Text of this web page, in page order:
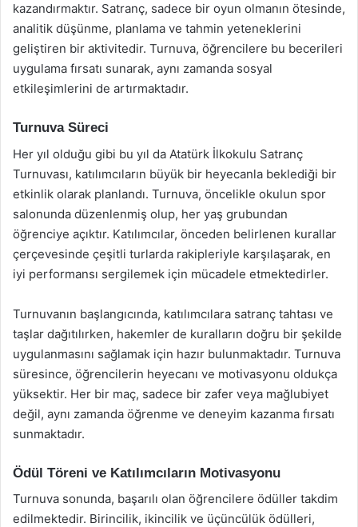
kazandırmaktır. Satranç, sadece bir oyun olmanın ötesinde,
analitik düşünme, planlama ve tahmin yeteneklerini
geliştiren bir aktivitedir. Turnuva, öğrencilere bu becerileri
uygulama fırsatı sunarak, aynı zamanda sosyal
etkileşimlerini de artırmaktadır.
Turnuva Süreci
Her yıl olduğu gibi bu yıl da Atatürk İlkokulu Satranç
Turnuvası, katılımcıların büyük bir heyecanla beklediği bir
etkinlik olarak planlandı. Turnuva, öncelikle okulun spor
salonunda düzenlenmiş olup, her yaş grubundan
öğrenciye açıktır. Katılımcılar, önceden belirlenen kurallar
çerçevesinde çeşitli turlarda rakipleriyle karşılaşarak, en
iyi performansı sergilemek için mücadele etmektedirler.
Turnuvanın başlangıcında, katılımcılara satranç tahtası ve
taşlar dağıtılırken, hakemler de kuralların doğru bir şekilde
uygulanmasını sağlamak için hazır bulunmaktadır. Turnuva
süresince, öğrencilerin heyecanı ve motivasyonu oldukça
yüksektir. Her bir maç, sadece bir zafer veya mağlubiyet
değil, aynı zamanda öğrenme ve deneyim kazanma fırsatı
sunmaktadır.
Ödül Töreni ve Katılımcıların Motivasyonu
Turnuva sonunda, başarılı olan öğrencilere ödüller takdim
edilmektedir. Birincilik, ikincilik ve üçüncülük ödülleri,